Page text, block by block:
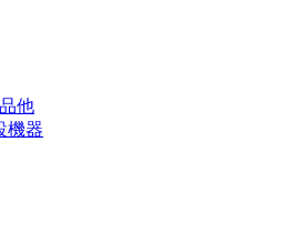
他
機器